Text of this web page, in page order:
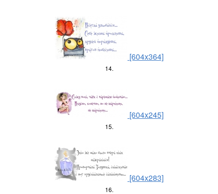
[604x364]
14.
[604x245]
15.
[604x283]
16.